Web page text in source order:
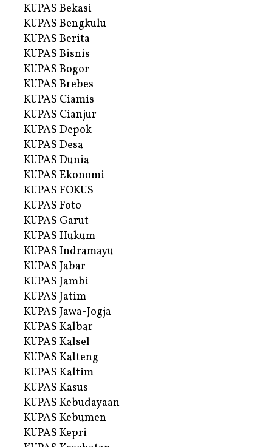
KUPAS Bekasi
KUPAS Bengkulu
KUPAS Berita
KUPAS Bisnis
KUPAS Bogor
KUPAS Brebes
KUPAS Ciamis
KUPAS Cianjur
KUPAS Depok
KUPAS Desa
KUPAS Dunia
KUPAS Ekonomi
KUPAS FOKUS
KUPAS Foto
KUPAS Garut
KUPAS Hukum
KUPAS Indramayu
KUPAS Jabar
KUPAS Jambi
KUPAS Jatim
KUPAS Jawa-Jogja
KUPAS Kalbar
KUPAS Kalsel
KUPAS Kalteng
KUPAS Kaltim
KUPAS Kasus
KUPAS Kebudayaan
KUPAS Kebumen
KUPAS Kepri